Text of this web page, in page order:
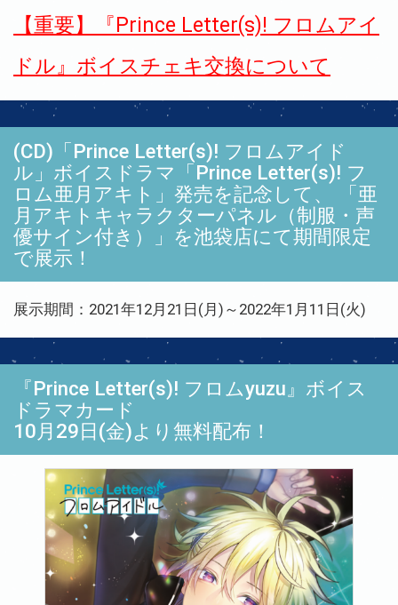
【重要】『Prince Letter(s)! フロムアイ
ドル』ボイスチェキ交換について
(CD)「Prince Letter(s)! フロムアイド
ル」ボイスドラマ「Prince Letter(s)! フ
ロム亜月アキト」発売を記念して、 「亜
月アキトキャラクターパネル（制服・声
優サイン付き）」を池袋店にて期間限定
で展示！
展示期間：2021年12月21日(月)～2022年1月11日(火)
『Prince Letter(s)! フロムyuzu』ボイス
ドラマカード
10月29日(金)より無料配布！